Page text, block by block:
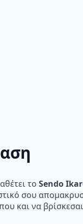
το Sendo
σου
και να